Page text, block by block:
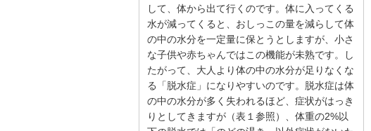
して、体から出て行くのです。体に入ってくる
水が減ってくると、おしっこの量を減らして体
の中の水分を一定量に保とうとしますが、小さ
な子供や赤ちゃんではこの機能が未熟です。し
たがって、大人より体の中の水分が足りなくな
る「脱水症」になりやすいのです。脱水症は体
の中の水分が多く失われるほど、症状がはっき
りとしてきますが（表１参照）、体重の2%以